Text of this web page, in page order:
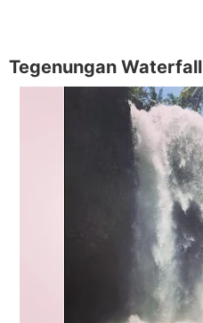
Tegenungan Waterfall